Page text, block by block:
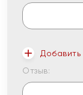
Отзыв: